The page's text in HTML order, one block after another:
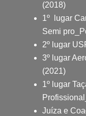
(2018)
1º lugar
Semi
2º lugar
3º lugar
(2021)
1º lugar
Juíza e